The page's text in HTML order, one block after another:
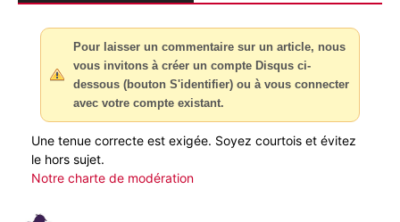
Pour laisser un commentaire sur un article, nous
vous invitons à créer un compte Disqus ci-
dessous (bouton S'identifier) ou à vous connecter
avec votre compte existant.
Une tenue correcte est exigée. Soyez courtois et évitez
le hors sujet.
Notre charte de modération